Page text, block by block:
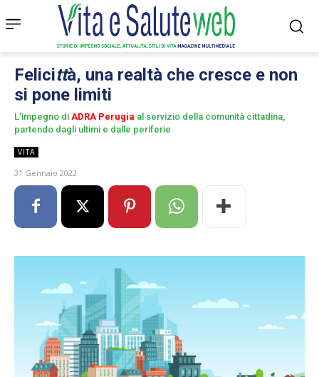
Felicittà, una realtà che cresce e non
si pone limiti
L'impegno di ADRA Perugia al servizio della comunità cittadina,
partendo dagli ultimi e dalle periferie
VITA
31 Gennaio 2022